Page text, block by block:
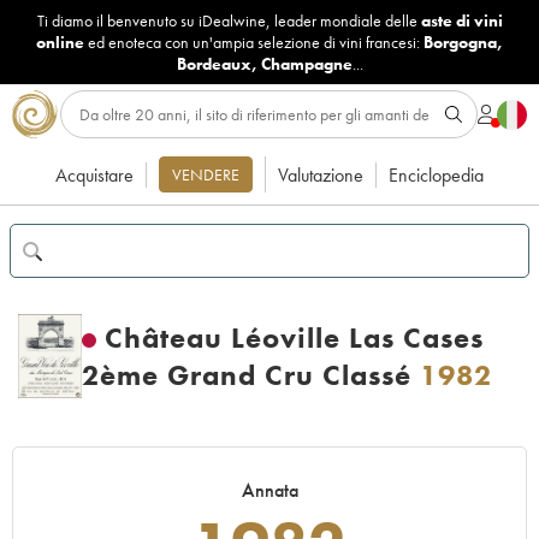
Ti diamo il benvenuto su iDealwine, leader mondiale delle aste di vini
onlineed enoteca con un'ampia selezione di vini francesi: Borgogna,
Bordeaux, Champagne...
Acquistare VENDERE Valutazione Enciclopedia
Château Léoville Las Cases
2ème Grand Cru Classé 1982
Annata